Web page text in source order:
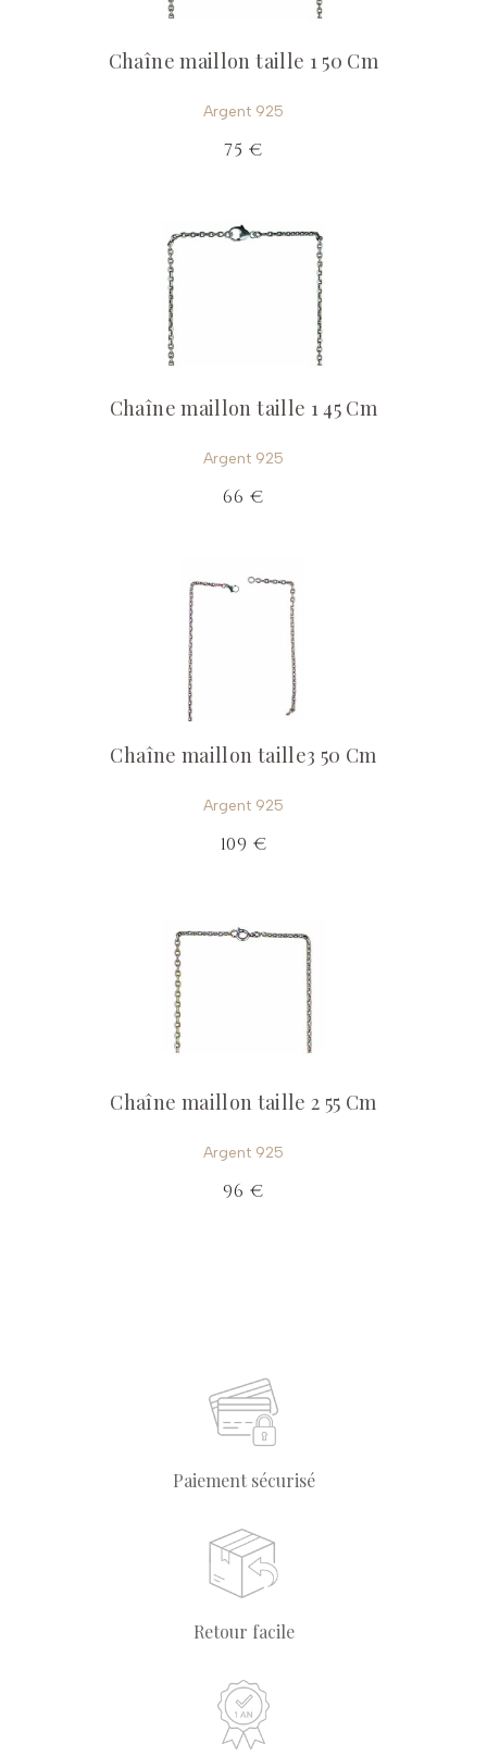
Chaîne maillon taille 1 50 Cm
Argent 925
75 €
Chaîne maillon taille 1 45 Cm
Argent 925
66 €
Chaîne maillon taille3 50 Cm
Argent 925
109 €
Chaîne maillon taille 2 55 Cm
Argent 925
96 €
Paiement sécurisé
Retour facile